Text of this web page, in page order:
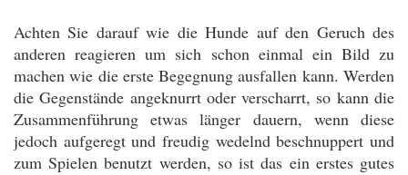
Achten Sie darauf wie die Hunde auf den Geruch des
anderen reagieren um sich schon einmal ein Bild zu
machen wie die erste Begegnung ausfallen kann. Werden
die Gegenstände angeknurrt oder verscharrt, so kann die
Zusammenführung etwas länger dauern, wenn diese
jedoch aufgeregt und freudig wedelnd beschnuppert und
zum Spielen benutzt werden, so ist das ein erstes gutes